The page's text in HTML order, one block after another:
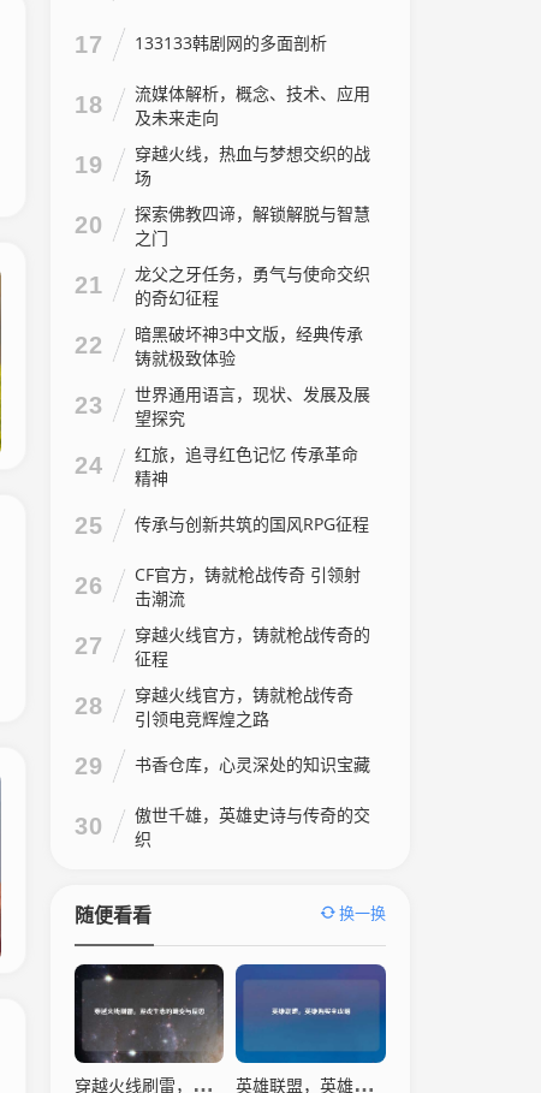
17 133133韩剧网的多面剖析
18
流媒体解析，概念、技术、应用
及未来走向
19
穿越火线，热血与梦想交织的战
场
20
探索佛教四谛，解锁解脱与智慧
之门
21
龙父之牙任务，勇气与使命交织
的奇幻征程
22
暗黑破坏神3中文版，经典传承
铸就极致体验
23
世界通用语言，现状、发展及展
望探究
24
红旅，追寻红色记忆 传承革命
精神
25 传承与创新共筑的国风RPG征程
26
CF官方，铸就枪战传奇 引领射
击潮流
27
穿越火线官方，铸就枪战传奇的
征程
28
穿越火线官方，铸就枪战传奇
引领电竞辉煌之路
29 书香仓库，心灵深处的知识宝藏
30
傲世千雄，英雄史诗与传奇的交
织
随便看看 换一换
穿越火线刷雷，游戏生态的畸变与反思 英雄联盟，英雄购买全攻略